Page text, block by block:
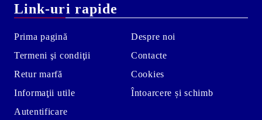
Link-uri rapide
Prima pagină
Termeni şi condiţii
Retur marfă
Informaţii utile
Autentificare
Despre noi
Contacte
Cookies
Întoarcere și schimb